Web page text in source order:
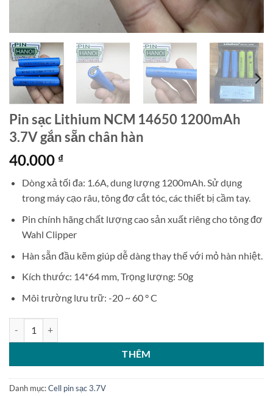
Pin sạc Lithium NCM 14650 1200mAh
3.7V gắn sẵn chân hàn
40.000 ₫
Dòng xả tối đa: 1.6A, dung lượng 1200mAh. Sử dụng
trong máy cạo râu, tông đơ cắt tóc, các thiết bị cầm tay.
Pin chính hãng chất lượng cao sản xuất riêng cho tông đơ
Wahl Clipper
Hàn sẵn đầu kẽm giúp dễ dàng thay thế với mỏ hàn nhiệt.
Kích thước: 14*64 mm, Trọng lượng: 50g
Môi trường lưu trữ: -20 ~ 60 ° C
THÊM
Danh mục:Cell pin sạc 3.7V